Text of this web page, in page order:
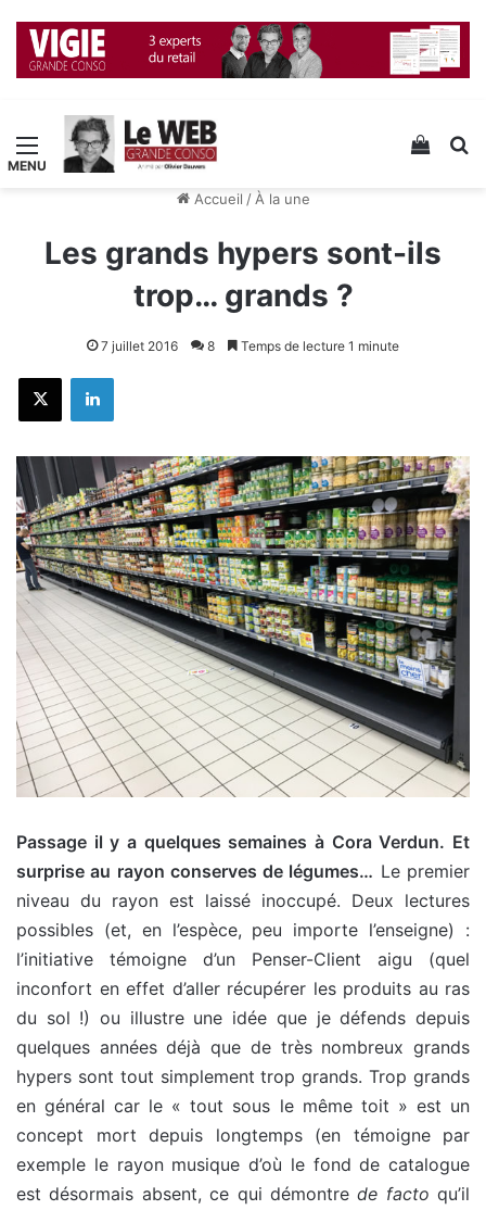
Menu Voir
Accueil / À la une
Les grands hypers sont-ils
trop… grands ?
7 juillet 2016 8 Temps de lecture 1 minute
X Linkedin
Passage il y a quelques semaines à Cora Verdun. Et
surprise au rayon conserves de légumes… Le premier
niveau du rayon est laissé inoccupé. Deux lectures
possibles (et, en l’espèce, peu importe l’enseigne) :
l’initiative témoigne d’un Penser-Client aigu (quel
inconfort en effet d’aller récupérer les produits au ras
du sol !) ou illustre une idée que je défends depuis
quelques années déjà que de très nombreux grands
hypers sont tout simplement trop grands. Trop grands
en général car le « tout sous le même toit » est un
concept mort depuis longtemps (en témoigne par
exemple le rayon musique d’où le fond de catalogue
est désormais absent, ce qui démontrede facto qu’il